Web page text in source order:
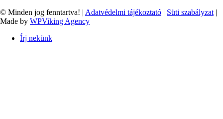
© Minden jog fenntartva! | Adatvédelmi tájékoztató | Süti szabályzat |
Made by WPViking Agency
Írj nekünk